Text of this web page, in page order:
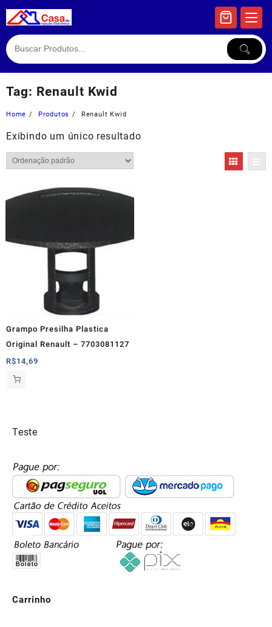
to
Tag: Renault Kwid
Home Produtos Renault Kwid
Exibindo um único resultado
Grampo Presilha Plastica
Original Renault – 7703081127
R$14,69
Teste
Carrinho